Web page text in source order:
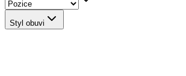
Styl obuvi